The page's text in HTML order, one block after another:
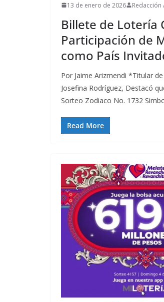
13 de enero de 2026
Billete de Lotería
Participación de
como País
Por Jaime Arizmendi *Titular
Josefina Rodríguez, Destacó
Sorteo Zodiaco No. 1732
Read More